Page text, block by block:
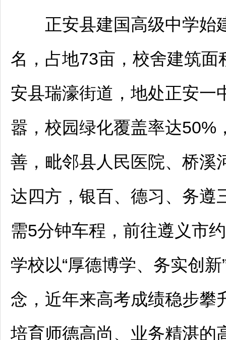
正安县建国高级中学始
名，占地73亩，校舍建筑
安县瑞濠街道，地处正安一
嚣，校园绿化覆盖率达50%
善，毗邻县人民医院、桥溪
达四方，银百、德习、务遵
需5分钟车程，前往遵义市
学校以“厚德博学、务实创
念，近年来高考成绩稳步攀
培育师德高尚、业务精湛的